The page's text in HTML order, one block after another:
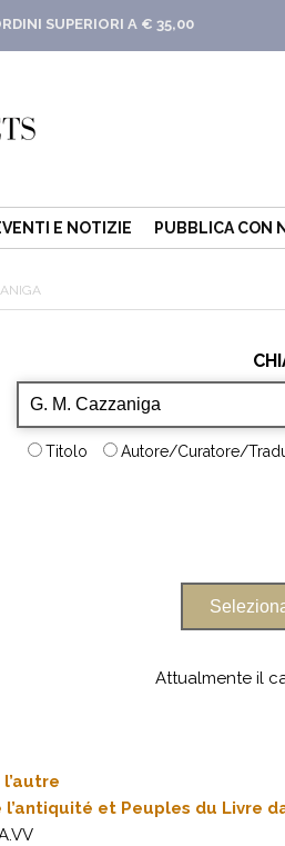
SUPERIORI A € 35,00
E NOTIZIE PUBBLICA CON
Titolo Autore/Curatore/
Attualmente il
l’antiquité et Peuples du Livre